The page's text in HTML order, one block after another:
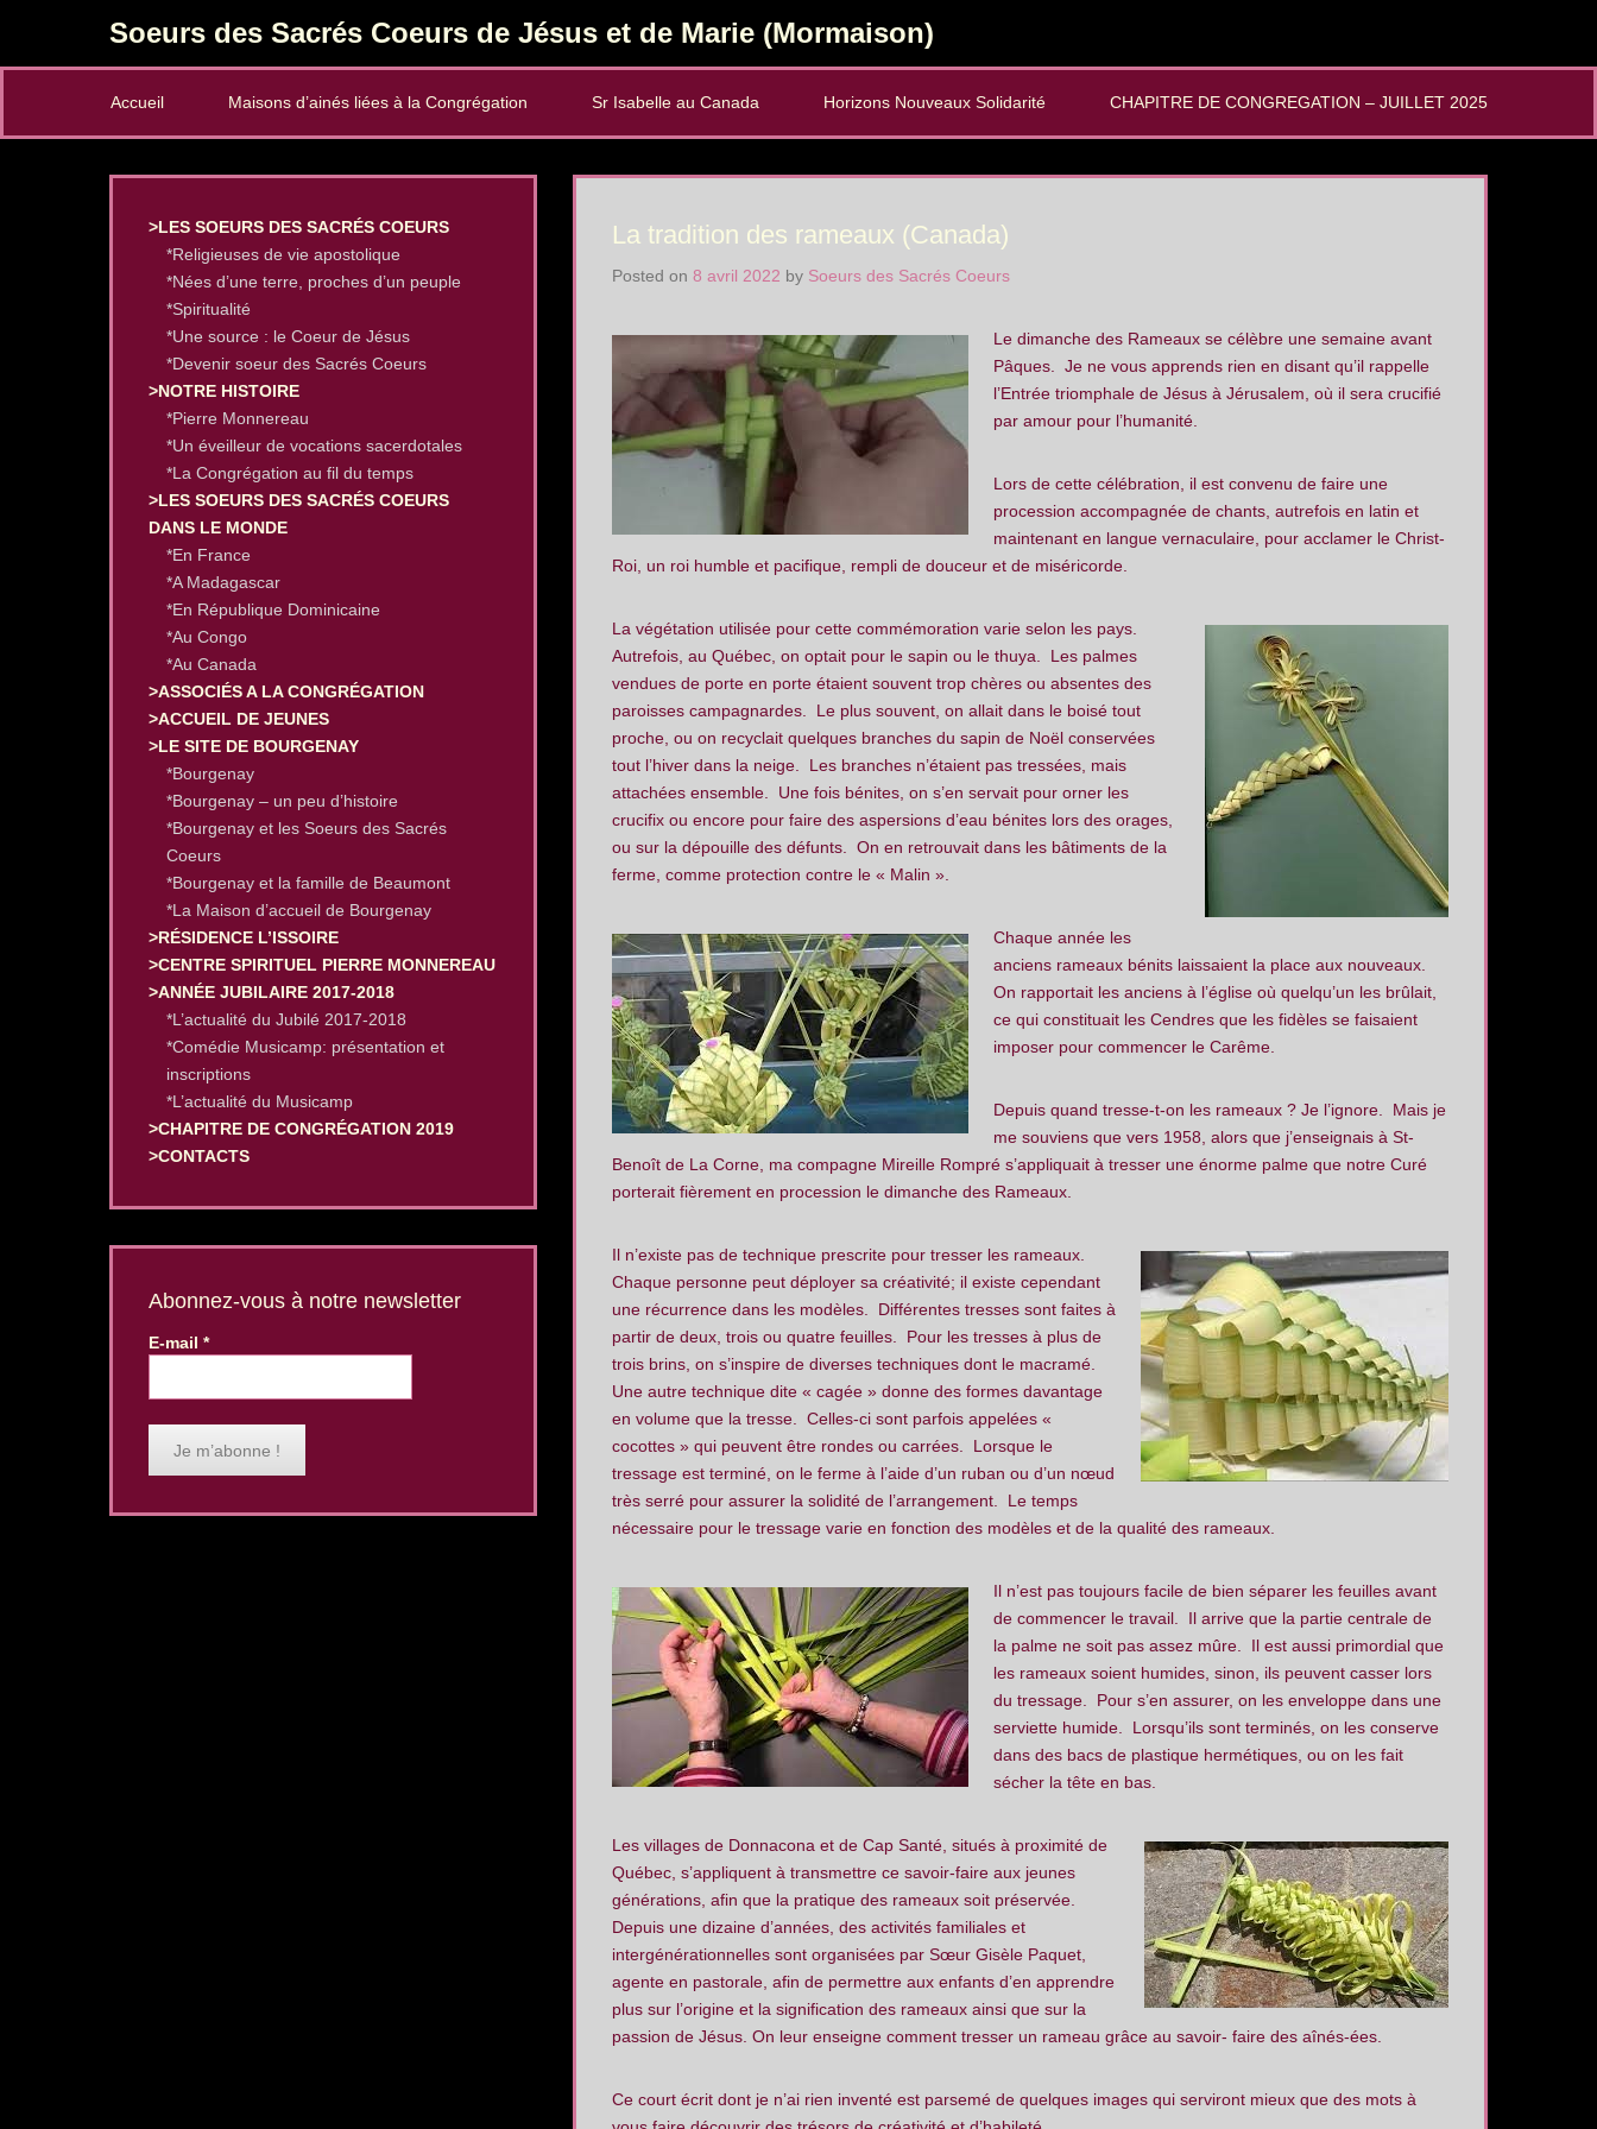
Soeurs des Sacrés Coeurs de Jésus et de Marie (Mormaison)
Accueil
Maisons d’ainés liées à la Congrégation Sr Isabelle au Canada Horizons Nouveaux Solidarité CHAPITRE DE CONGREGATION – JUILLET 2025
La tradition des rameaux (Canada)
Posted on 8 avril 2022 by Soeurs des Sacrés Coeurs
Le dimanche des Rameaux se célèbre une semaine avant
Pâques. Je ne vous apprends rien en disant qu’il rappelle
l’Entrée triomphale de Jésus à Jérusalem, où il sera crucifié
par amour pour l’humanité.
Lors de cette célébration, il est convenu de faire une
procession accompagnée de chants, autrefois en latin et
maintenant en langue vernaculaire, pour acclamer le Christ-
Roi, un roi humble et pacifique, rempli de douceur et de miséricorde.
La végétation utilisée pour cette commémoration varie selon les pays.
Autrefois, au Québec, on optait pour le sapin ou le thuya. Les palmes
vendues de porte en porte étaient souvent trop chères ou absentes des
paroisses campagnardes. Le plus souvent, on allait dans le boisé tout
proche, ou on recyclait quelques branches du sapin de Noël conservées
tout l’hiver dans la neige. Les branches n’étaient pas tressées, mais
attachées ensemble. Une fois bénites, on s’en servait pour orner les
crucifix ou encore pour faire des aspersions d’eau bénites lors des orages,
ou sur la dépouille des défunts. On en retrouvait dans les bâtiments de la
ferme, comme protection contre le « Malin ».
Chaque année les
anciens rameaux bénits laissaient la place aux nouveaux.
On rapportait les anciens à l’église où quelqu’un les brûlait,
ce qui constituait les Cendres que les fidèles se faisaient
imposer pour commencer le Carême.
Depuis quand tresse-t-on les rameaux ? Je l’ignore. Mais je
me souviens que vers 1958, alors que j’enseignais à St-
Benoît de La Corne, ma compagne Mireille Rompré s’appliquait à tresser une énorme palme que notre Curé
porterait fièrement en procession le dimanche des Rameaux.
Il n’existe pas de technique prescrite pour tresser les rameaux.
Chaque personne peut déployer sa créativité; il existe cependant
une récurrence dans les modèles. Différentes tresses sont faites à
partir de deux, trois ou quatre feuilles. Pour les tresses à plus de
trois brins, on s’inspire de diverses techniques dont le macramé.
Une autre technique dite « cagée » donne des formes davantage
en volume que la tresse. Celles-ci sont parfois appelées «
cocottes » qui peuvent être rondes ou carrées. Lorsque le
tressage est terminé, on le ferme à l’aide d’un ruban ou d’un nœud
très serré pour assurer la solidité de l’arrangement. Le temps
nécessaire pour le tressage varie en fonction des modèles et de la qualité des rameaux.
Il n’est pas toujours facile de bien séparer les feuilles avant
de commencer le travail. Il arrive que la partie centrale de
la palme ne soit pas assez mûre. Il est aussi primordial que
les rameaux soient humides, sinon, ils peuvent casser lors
du tressage. Pour s’en assurer, on les enveloppe dans une
serviette humide. Lorsqu’ils sont terminés, on les conserve
dans des bacs de plastique hermétiques, ou on les fait
sécher la tête en bas.
Les villages de Donnacona et de Cap Santé, situés à proximité de
Québec, s’appliquent à transmettre ce savoir-faire aux jeunes
générations, afin que la pratique des rameaux soit préservée.
Depuis une dizaine d’années, des activités familiales et
intergénérationnelles sont organisées par Sœur Gisèle Paquet,
agente en pastorale, afin de permettre aux enfants d’en apprendre
plus sur l’origine et la signification des rameaux ainsi que sur la
passion de Jésus. On leur enseigne comment tresser un rameau grâce au savoir- faire des aînés-ées.
Ce court écrit dont je n’ai rien inventé est parsemé de quelques images qui serviront mieux que des mots à
>LES SOEURS DES SACRÉS COEURS
*Religieuses de vie apostolique
*Nées d’une terre, proches d’un peuple
*Spiritualité
*Une source : le Coeur de Jésus
*Devenir soeur des Sacrés Coeurs
>NOTRE HISTOIRE
*Pierre Monnereau
*Un éveilleur de vocations sacerdotales
*La Congrégation au fil du temps
>LES SOEURS DES SACRÉS COEURS
DANS LE MONDE
*En France
*A Madagascar
*En République Dominicaine
*Au Congo
*Au Canada
>ASSOCIÉS A LA CONGRÉGATION
>ACCUEIL DE JEUNES
>LE SITE DE BOURGENAY
*Bourgenay
*Bourgenay – un peu d’histoire
*Bourgenay et les Soeurs des Sacrés
Coeurs
*Bourgenay et la famille de Beaumont
*La Maison d’accueil de Bourgenay
>RÉSIDENCE L’ISSOIRE
>CENTRE SPIRITUEL PIERRE MONNEREAU
>ANNÉE JUBILAIRE 2017-2018
*L’actualité du Jubilé 2017-2018
*Comédie Musicamp: présentation et
inscriptions
*L’actualité du Musicamp
>CHAPITRE DE CONGRÉGATION 2019
>CONTACTS
Abonnez-vous à notre newsletter
E-mail *